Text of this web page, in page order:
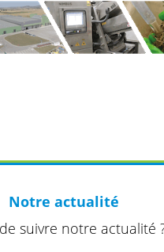
Notre actualité
suivre notre actualité